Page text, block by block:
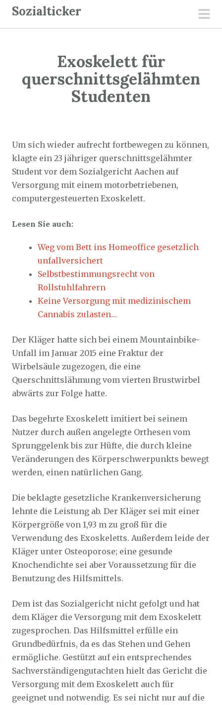
Sozialticker
Exoskelett für
querschnittsgelähmten
Studenten
Um sich wieder aufrecht fortbewegen zu können,
klagte ein 23 jähriger querschnittsgelähmter
Student vor dem Sozialgericht Aachen auf
Versorgung mit einem motorbetriebenen,
computergesteuerten Exoskelett.
Lesen Sie auch:
Weg vom Bett ins Homeoffice gesetzlich
unfallversichert
Selbstbestimmungsrecht von
Rollstuhlfahrern
Keine Versorgung mit medizinischem
Cannabis zulasten…
Der Kläger hatte sich bei einem Mountainbike-
Unfall im Januar 2015 eine Fraktur der
Wirbelsäule zugezogen, die eine
Querschnittslähmung vom vierten Brustwirbel
abwärts zur Folge hatte.
Das begehrte Exoskelett imitiert bei seinem
Nutzer durch außen angelegte Orthesen vom
Sprunggelenk bis zur Hüfte, die durch kleine
Veränderungen des Körperschwerpunkts bewegt
werden, einen natürlichen Gang.
Die beklagte gesetzliche Krankenversicherung
lehnte die Leistung ab. Der Kläger sei mit einer
Körpergröße von 1,93 m zu groß für die
Verwendung des Exoskeletts. Außerdem leide der
Kläger unter Osteoporose; eine gesunde
Knochendichte sei aber Voraussetzung für die
Benutzung des Hilfsmittels.
Dem ist das Sozialgericht nicht gefolgt und hat
dem Kläger die Versorgung mit dem Exoskelett
zugesprochen. Das Hilfsmittel erfülle ein
Grundbedürfnis, da es das Stehen und Gehen
ermögliche. Gestützt auf ein entsprechendes
Sachverständigengutachten hielt das Gericht die
Versorgung mit dem Exoskelett auch für
geeignet und notwendig. Es sei nicht nur auf die